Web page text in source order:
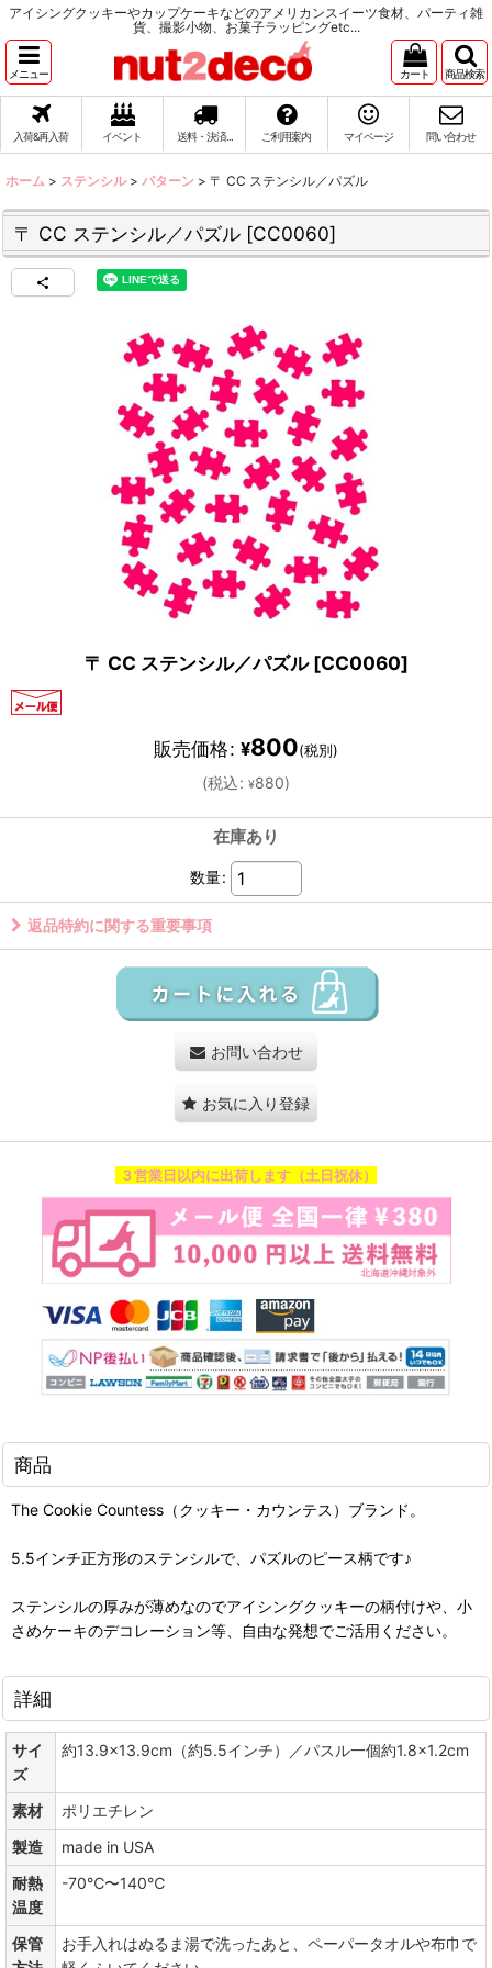
アイシングクッキーやカップケーキなどのアメリカンスイーツ食材、パーティ雑
貨、撮影小物、お菓子ラッピングetc...
メニュー カート 商品検索
入荷&再入荷 イベント 送料・決済... ご利用案内 マイページ 問い合わせ
ホーム > ステンシル > パターン > 〒 CC ステンシル／パズル
〒 CC ステンシル／パズル [CC0060]
〒 CC ステンシル／パズル [CC0060]
販売価格: ¥800(税別)
(税込: ¥880)
在庫あり
数量:
返品特約に関する重要事項
お問い合わせ
お気に入り登録
３営業日以内に出荷します（土日祝休）
商品
The Cookie Countess（クッキー・カウンテス）ブランド。
5.5インチ正方形のステンシルで、パズルのピース柄です♪
ステンシルの厚みが薄めなのでアイシングクッキーの柄付けや、小
さめケーキのデコレーション等、自由な発想でご活用ください。
詳細
サイ
ズ
約13.9×13.9cm（約5.5インチ）／パスル一個約1.8×1.2cm
素材
ポリエチレン
製造
made in USA
耐熱
温度
-70℃〜140℃
保管
お手入れはぬるま湯で洗ったあと、ペーパータオルや布巾で